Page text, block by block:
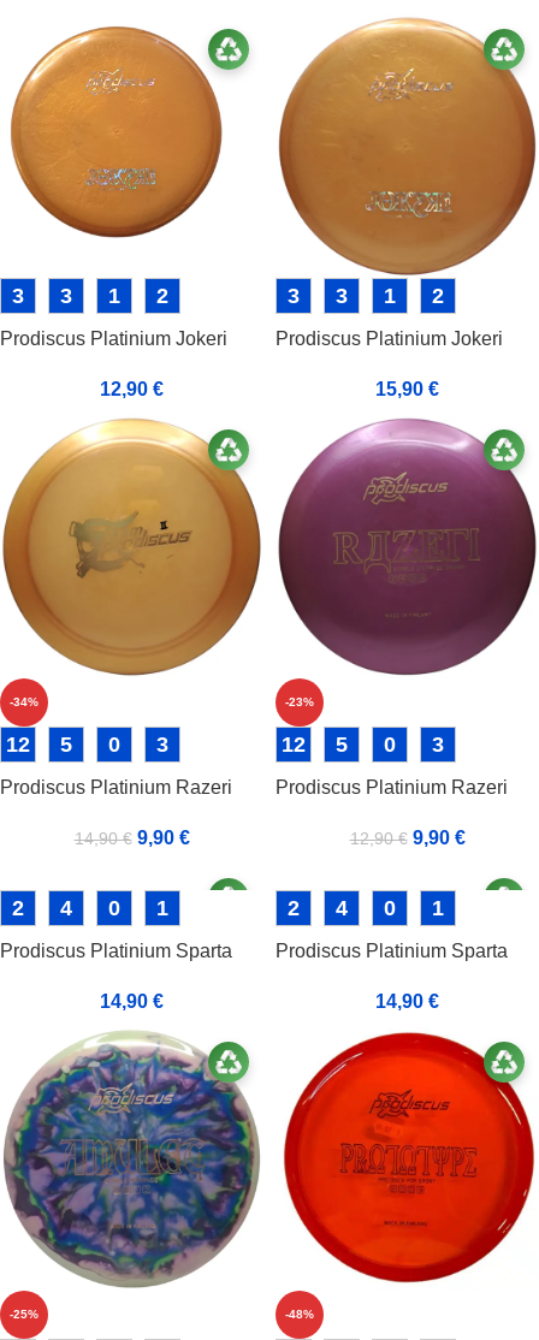
3 3 1 2
Prodiscus Platinium Jokeri
12,90 €
3 3 1 2
Prodiscus Platinium Jokeri
15,90 €
-34%
12 5 0 3
Prodiscus Platinium Razeri
14,90€ 9,90 €
-23%
12 5 0 3
Prodiscus Platinium Razeri
12,90€ 9,90 €
2 4 0 1
Prodiscus Platinium Sparta
14,90 €
2 4 0 1
Prodiscus Platinium Sparta
14,90 €
-25% -48%